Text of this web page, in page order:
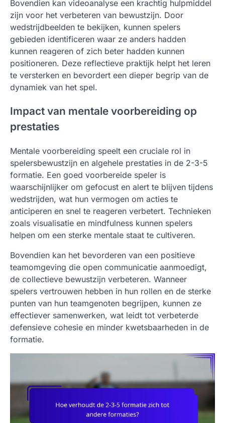
Bovendien kan videoanalyse een krachtig hulpmiddel
zijn voor het verbeteren van bewustzijn. Door
wedstrijdbeelden te bekijken, kunnen spelers
gebieden identificeren waar ze anders hadden
kunnen reageren of zich beter hadden kunnen
positioneren. Deze reflectieve praktijk helpt het leren
te versterken en bevordert een dieper begrip van de
dynamiek van het spel.
Impact van mentale voorbereiding op
prestaties
Mentale voorbereiding speelt een cruciale rol in
spelersbewustzijn en algehele prestaties in de 2-3-5
formatie. Een goed voorbereide speler is
waarschijnlijker om gefocust en alert te blijven tijdens
wedstrijden, wat hun vermogen om acties te
anticiperen en snel te reageren verbetert. Technieken
zoals visualisatie en mindfulness kunnen spelers
helpen om een sterke mentale staat te cultiveren.
Bovendien kan het bevorderen van een positieve
teamomgeving die open communicatie aanmoedigt,
de collectieve bewustzijn verbeteren. Wanneer
spelers vertrouwen hebben in hun rollen en de sterke
punten van hun teamgenoten begrijpen, kunnen ze
effectiever samenwerken, wat leidt tot verbeterde
defensieve cohesie en minder kwetsbaarheden in de
formatie.